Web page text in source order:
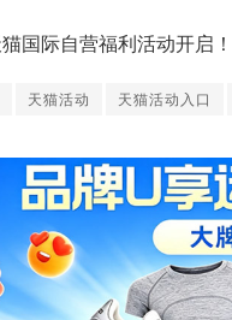
天猫活动 天猫活动入口